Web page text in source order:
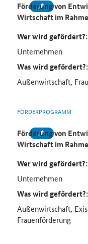
Förderung von
Wirtschaft im
Wer wird gefördert?:
Unternehmen
Was wird gefördert?:
Außenwirtschaft,
FÖRDERPROGRAMM
Förderung von
Wirtschaft im
Wer wird gefördert?:
Unternehmen
Was wird gefördert?:
Außenwirtschaft,
Frauenförderung